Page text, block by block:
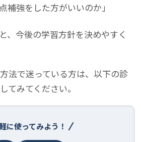
補強をした方がいいのか」
、今後の学習方針を決めやすく
法で迷っている方は、以下の診
てみてください。
に使ってみよう！